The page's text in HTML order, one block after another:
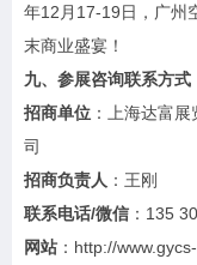
年12月17-19日，广州
末商业盛宴！
九、参展咨询联系方式
招商单位 ：上海达富
司
招商负责人 ：王刚
联系电话/微信 ：135
网站 ：http://